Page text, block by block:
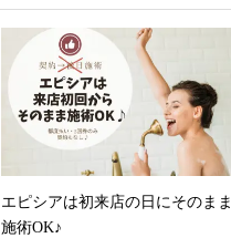
エピシアは初来店の日にそのまま
施術OK♪